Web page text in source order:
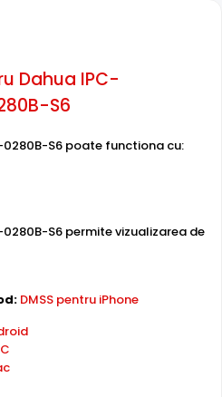
cu care este
A-IL-0280B-S6,
pe un fundal foarte luminos
ferestre sau a unei usi de
cu imaginea video,
si conversatiilor din
Dahua IPC-
S6
0280B-S6 poate functiona cu:
0280B-S6 permite vizualizarea de
DMSS pentru iPhone